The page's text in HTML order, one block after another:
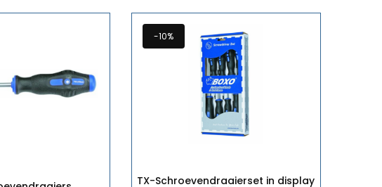
€47,80.
€43,02.
€143,00.
€128,70.
-10%
TX-Schroevendraaierset in display